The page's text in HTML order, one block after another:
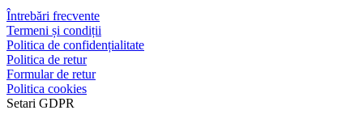
Întrebări frecvente
Termeni și condiții
Politica de confidențialitate
Politica de retur
Formular de retur
Politica cookies
Setari GDPR